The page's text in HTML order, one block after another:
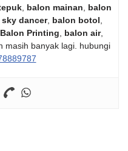
, balon mainan
balon
dancer, balon botol
Balon Printing balon air,
masih banyak lagi. hubungi